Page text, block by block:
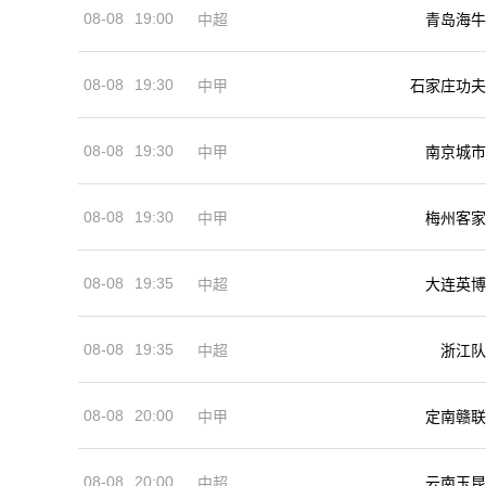
08-08 19:00 中超 青岛海牛
08-08 19:30 中甲 石家庄功夫
08-08 19:30 中甲 南京城市
08-08 19:30 中甲 梅州客家
08-08 19:35 中超 大连英博
08-08 19:35 中超 浙江队
08-08 20:00 中甲 定南赣联
08-08 20:00 中超 云南玉昆